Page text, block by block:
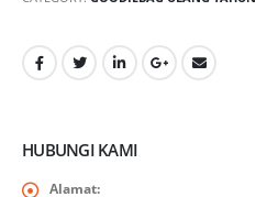
HUBUNGI KAMI
Alamat: